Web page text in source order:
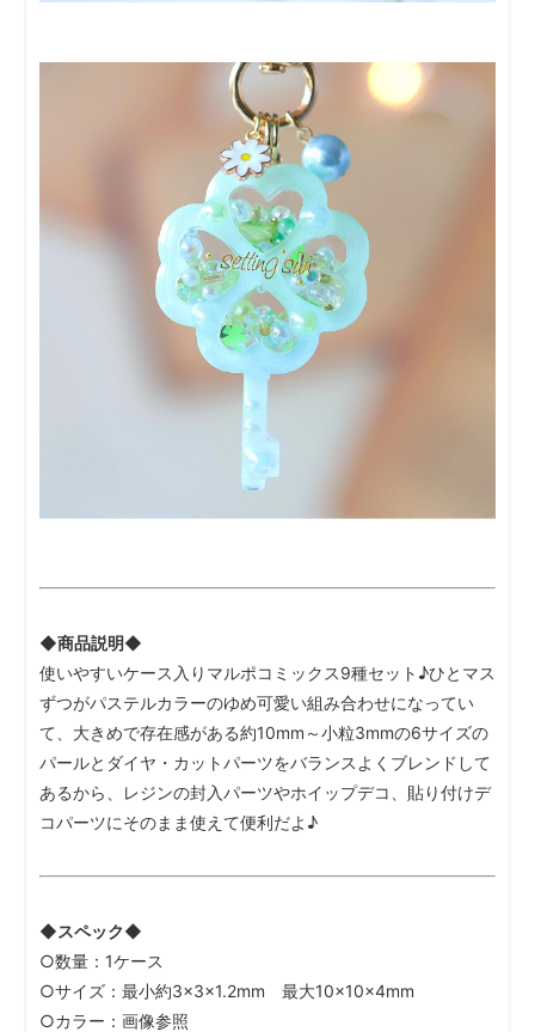
◆商品説明◆
使いやすいケース入りマルポコミックス9種セット♪ひとマス
ずつがパステルカラーのゆめ可愛い組み合わせになってい
て、大きめで存在感がある約10mm～小粒3mmの6サイズの
パールとダイヤ・カットパーツをバランスよくブレンドして
あるから、レジンの封入パーツやホイップデコ、貼り付けデ
コパーツにそのまま使えて便利だよ♪
◆スペック◆
○数量：1ケース
○サイズ：最小約3×3×1.2mm 最大10×10×4mm
○カラー：画像参照